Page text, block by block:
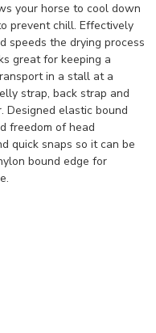
your horse to cool down
prevent chill. Effectively
speeds the drying process
great for keeping a
in a stall at a
strap, back strap and
Designed elastic bound
freedom of head
quick snaps so it can be
bound edge for